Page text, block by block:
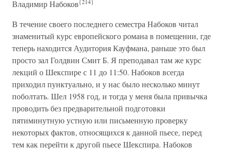
Владимир Набоков
В течение своего последнего семестра Набоков читал
знаменитый курс европейского романа в помещении, где
теперь находится Аудитория Кауфмана, раньше это был
просто зал Голдвин Смит Б. Я преподавал там же курс
лекций о Шекспире с 11 до 11:50. Набоков всегда
приходил пунктуально, и у нас было несколько минут
поболтать. Шел 1958 год, и тогда у меня была привычка
проводить без предварительной подготовки
пятиминутную устную или письменную проверку
некоторых фактов, относящихся к данной пьесе, перед
тем как перейти к другой пьесе Шекспира. Набоков